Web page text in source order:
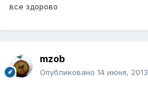
все здорово
mzob
Опубликовано 14 июня, 2013